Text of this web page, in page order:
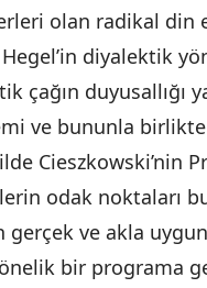
olan radikal
diyalektik
çağın duyusallığı
ve bununla
Cieszkowski’nin
odak noktaları
gerçek ve akla
bir programa